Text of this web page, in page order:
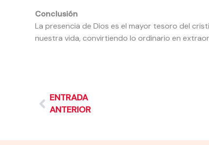
Conclusión
La presencia de Dios es el mayor tesoro del
nuestra vida, convirtiendo lo ordinario en
ENTRADA
ANTERIOR